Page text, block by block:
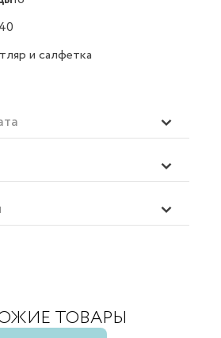
и салфетка
ТОВАРЫ